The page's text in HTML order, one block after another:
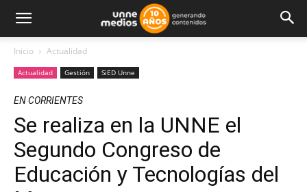
Inicio Actualidad
Actualidad Gestión SiED Unne
EN CORRIENTES
Se realiza en la UNNE el
Segundo Congreso de
Educación y Tecnologías del